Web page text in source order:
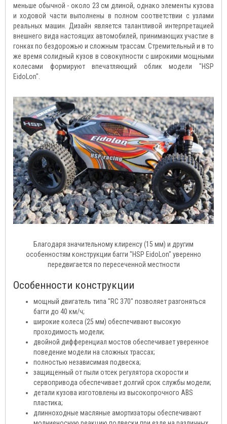
меньше обычной - около 23 см длиной, однако элементы кузова
и ходовой части выполнены в полном соответствии с узлами
реальных машин. Дизайн является талантливой интерпретацией
внешнего вида настоящих автомобилей, принимающих участие в
гонках по бездорожью и сложным трассам. Стремительный и в то
же время солидный кузов в совокупности с широкими мощными
колесами формируют впечатляющий облик модели "HSP
EidoLon".
Благодаря значительному клиренсу (15 мм) и другим
особенностям конструкции багги "HSP EidoLon" уверенно
передвигается по пересеченной местности
Особенности конструкции
мощный двигатель типа "RC 370" позволяет разгоняться
багги до 40 км/ч;
широкие колеса (25 мм) обеспечивают высокую
проходимость модели;
двойной дифференциал мостов обеспечивает уверенное
поведение модели на сложных трассах;
полностью независимая подвеска;
защищенный от пыли отсек регулятора скорости и
сервопривода обеспечивает долгий срок службы модели;
детали кузова изготовлены из высокопрочного АВS
пластика;
длинноходные масляные амортизаторы обеспечивают